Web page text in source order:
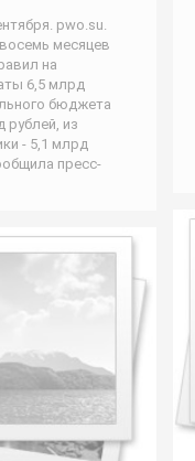
pwo.su.
месяцев
на
6,5 млрд
бюджета
рублей, из
- 5,1 млрд
пресс-